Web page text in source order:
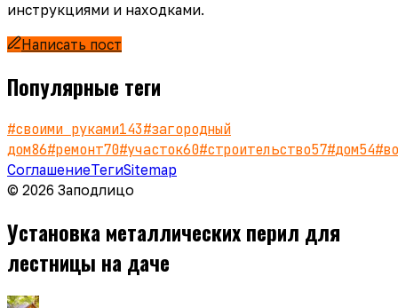
инструкциями и находками.
Написать пост
Популярные теги
#своими руками143#загородный
дом86#ремонт70#участок60#строительство57#дом54#
СоглашениеТегиSitemap
© 2026 Заподлицо
Установка металлических перил для
лестницы на даче